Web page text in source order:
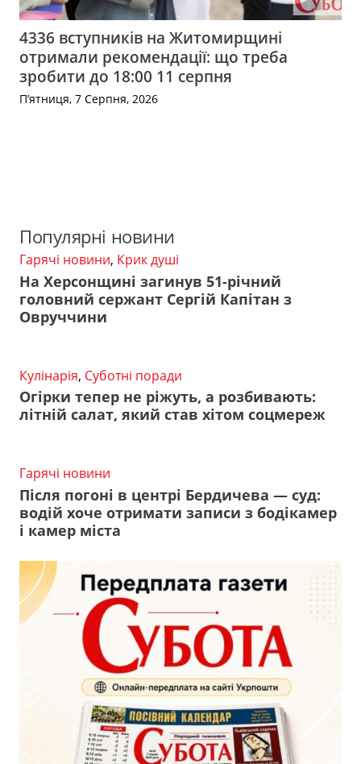
4336 вступників на Житомирщині
отримали рекомендації: що треба
зробити до 18:00 11 серпня
П’ятниця, 7 Серпня, 2026
Популярні новини
Гарячі новини, Крик душі
На Херсонщині загинув 51-річний
головний сержант Сергій Капітан з
Овруччини
Кулінарія, Суботні поради
Огірки тепер не ріжуть, а розбивають:
літній салат, який став хітом соцмереж
Гарячі новини
Після погоні в центрі Бердичева — суд:
водій хоче отримати записи з бодікамер
і камер міста